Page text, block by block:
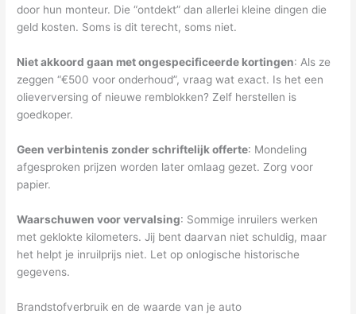
door hun monteur. Die “ontdekt” dan allerlei kleine dingen die
geld kosten. Soms is dit terecht, soms niet.
Niet akkoord gaan met ongespecificeerde kortingen: Als ze
zeggen “€500 voor onderhoud”, vraag wat exact. Is het een
olieverversing of nieuwe remblokken? Zelf herstellen is
goedkoper.
Geen verbintenis zonder schriftelijk offerte: Mondeling
afgesproken prijzen worden later omlaag gezet. Zorg voor
papier.
Waarschuwen voor vervalsing: Sommige inruilers werken
met geklokte kilometers. Jij bent daarvan niet schuldig, maar
het helpt je inruilprijs niet. Let op onlogische historische
gegevens.
Brandstofverbruik en de waarde van je auto